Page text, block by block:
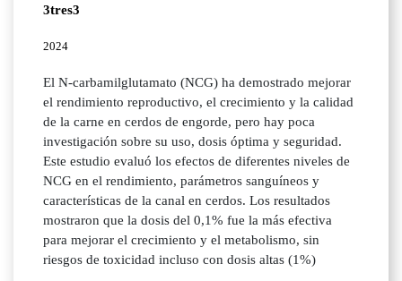
3tres3
2024
El N-carbamilglutamato (NCG) ha demostrado mejorar
el rendimiento reproductivo, el crecimiento y la calidad
de la carne en cerdos de engorde, pero hay poca
investigación sobre su uso, dosis óptima y seguridad.
Este estudio evaluó los efectos de diferentes niveles de
NCG en el rendimiento, parámetros sanguíneos y
características de la canal en cerdos. Los resultados
mostraron que la dosis del 0,1% fue la más efectiva
para mejorar el crecimiento y el metabolismo, sin
riesgos de toxicidad incluso con dosis altas (1%)